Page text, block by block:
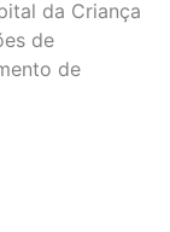
da Criança
de
de